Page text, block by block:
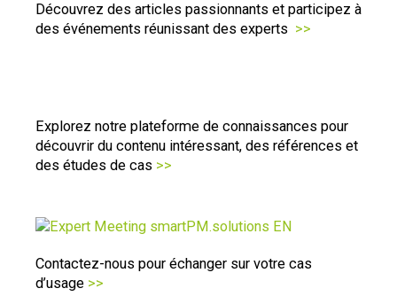
Découvrez des articles passionnants et participez à
des événements réunissant des experts >>
Explorez notre plateforme de connaissances pour
découvrir du contenu intéressant, des références et
des études de cas >>
Contactez-nous pour échanger sur votre cas
d’usage >>